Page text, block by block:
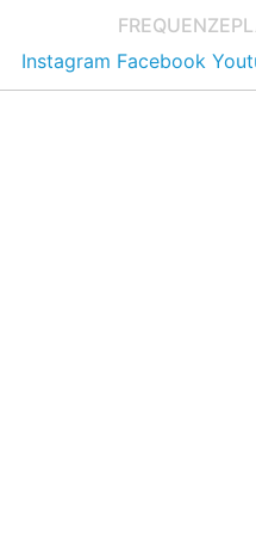
FREQUENZE
Instagram Facebook